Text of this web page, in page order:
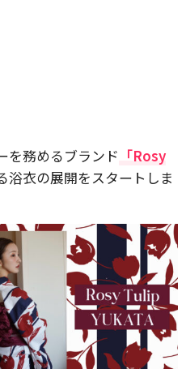
を務めるブランド 「Rosy
浴衣の展開をスタートしま